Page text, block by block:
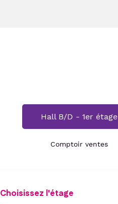
Hall B/D - 1er étage
Comptoir ventes
Choisissez l'étage